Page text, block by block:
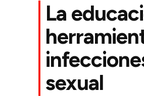
La
sexual